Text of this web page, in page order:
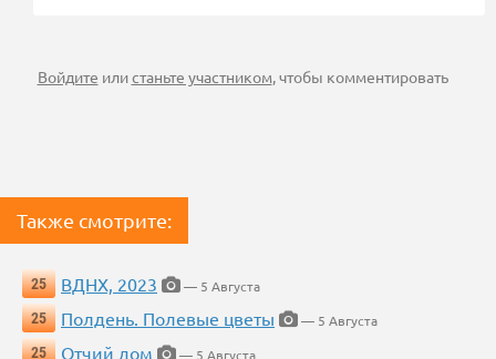
Войдите илистаньте участником, чтобы комментировать
Также смотрите:
25 ВДНХ, 2023
— 5 Августа
25
Полдень. Полевые цветы
— 5 Августа
25
Отчий дом
— 5 Августа